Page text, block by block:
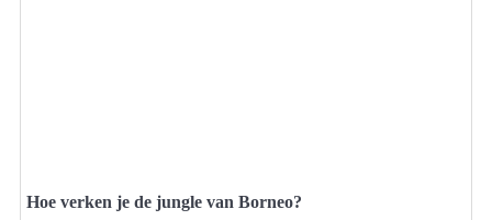
Hoe verken je de jungle van Borneo?